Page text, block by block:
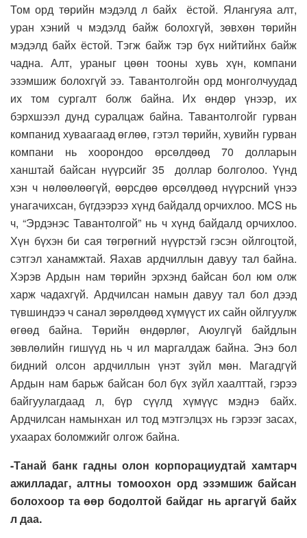
Том орд төрийн мэдэлд л байх ёстой. Ялангуяа алт,
уран хэний ч мэдэлд байж болохгүй, зөвхөн төрийн
мэдэлд байх ёстой. Тэгж байж тэр бүх нийтийнх байж
чадна. Алт, ураныг цөөн тооны хувь хүн, компани
эзэмшиж болохгүй ээ. Тавантолгойн орд монголчуудад
их том сургалт болж байна. Их өндөр үнээр, их
бэрхшээл дунд суралцаж байна. Тавантолгойг гурван
компанид хуваагаад өглөө, гэтэл төрийн, хувийн гурван
компани нь хоорондоо өрсөлдөөд 70 долларын
ханштай байсан нүүрсийг 35 доллар болголоо. Үүнд
хэн ч нөлөөлөөгүй, өөрсдөө өрсөлдөөд нүүрсний үнээ
унагачихсан, бүгдээрээ хүнд байдалд орчихлоо. MCS нь
ч, “Эрдэнэс Тавантолгой” нь ч хүнд байдалд орчихлоо.
Хүн бүхэн би сая төгрөгний нүүрстэй гэсэн ойлгоцтой,
сэтгэл ханамжтай. Яахав ардчиллын давуу тал байна.
Хэрэв Ардын нам төрийн эрхэнд байсан бол юм олж
харж чадахгүй. Ардчилсан намын давуу тал бол дээд
түвшиндээ ч санал зөрөлдөөд хүмүүст их сайн ойлгуулж
өгөөд байна. Төрийн өндөрлөг, Аюулгүй байдлын
зөвлөлийн гишүүд нь ч ил маргалдаж байна. Энэ бол
бидний олсон ардчиллын үнэт зүйл мөн. Магадгүй
Ардын нам барьж байсан бол бүх зүйл хаалттай, гэрээ
байгуулагдаад л, бүр сүүлд хүмүүс мэднэ байх.
Ардчилсан намынхан ил тод мэтгэлцэх нь гэрээг засах,
ухаарах боломжийг олгож байна.
-Танай банк гадны олон корпорациудтай хамтарч
ажилладаг, алтны томоохон орд эзэмшиж байсан
болохоор та өөр бодолтой байдаг нь аргагүй байх
л даа.